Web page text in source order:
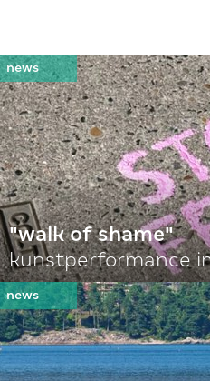
"walk of shame"
kunstperformance